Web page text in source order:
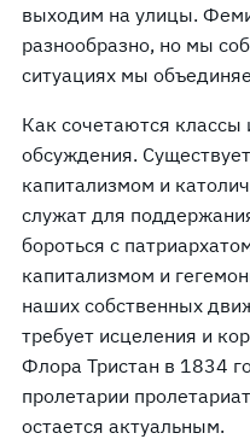
выходим на улицы.
разнообразно, но мы
ситуациях мы
Как сочетаются классы
обсуждения.
капитализмом и
служат для
бороться с
капитализмом и
наших собственных
требует исцеления и
Флора Тристан в 1834
пролетарии
остается актуальным.